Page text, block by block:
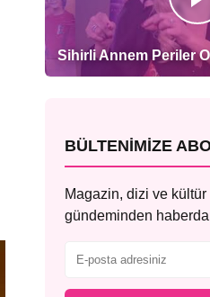
Sihirli Annem Periler
BÜLTENIMIZE
Magazin, dizi ve kültür
gündeminden